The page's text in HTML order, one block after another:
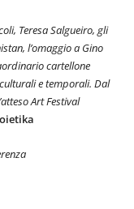
Teresa Salgueiro, gli
l’omaggio a Gino
cartellone
e temporali. Dal
Art Festival